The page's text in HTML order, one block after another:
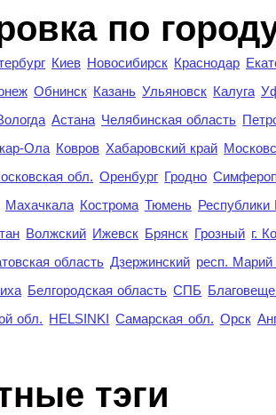
по
Киев Новосибирск Краснодар
Обнинск Казань Ульяновск Калуга
Астана Челябинская область
Ола Ковров Хабаровский край
обл. Оренбург Гродно
Махачкала Кострома Тюмень Республики
Волжский Ижевск Брянск Грозный г.
область Дзержинский респ.
Белгородская область СПБ
обл. HELSINKI Самарская обл. Орск
тэги